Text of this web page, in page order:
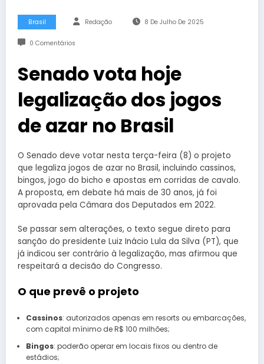
Brasil Redação 8 De Julho De 2025
0 Comentários
Senado vota hoje
legalização dos jogos
de azar no Brasil
O Senado deve votar nesta terça-feira (8) o projeto
que legaliza jogos de azar no Brasil, incluindo cassinos,
bingos, jogo do bicho e apostas em corridas de cavalo.
A proposta, em debate há mais de 30 anos, já foi
aprovada pela Câmara dos Deputados em 2022.
Se passar sem alterações, o texto segue direto para
sanção do presidente Luiz Inácio Lula da Silva (PT), que
já indicou ser contrário à legalização, mas afirmou que
respeitará a decisão do Congresso.
O que prevê o projeto
Cassinos: autorizados apenas em resorts ou embarcações,
com capital mínimo de R$ 100 milhões;
Bingos: poderão operar em locais fixos ou dentro de
estádios;